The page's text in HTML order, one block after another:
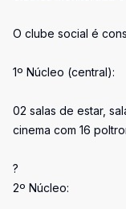
O clube social é
1º Núcleo (central):
02 salas de estar,
cinema com 16
?
2º Núcleo: